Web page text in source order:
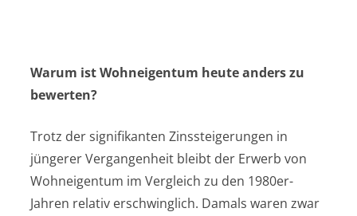
Warum ist Wohneigentum heute anders zu
bewerten?
Trotz der signifikanten Zinssteigerungen in
jüngerer Vergangenheit bleibt der Erwerb von
Wohneigentum im Vergleich zu den 1980er-
Jahren relativ erschwinglich. Damals waren zwar